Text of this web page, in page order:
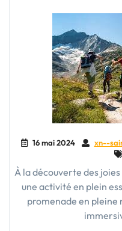
16 mai 2024 xn--
À la découverte des
une activité en plein
promenade en pleine